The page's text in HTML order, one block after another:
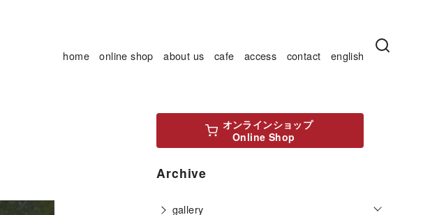
home online shop about us cafe access contact english
オンラインショップ
Online Shop
Archive
gallery o